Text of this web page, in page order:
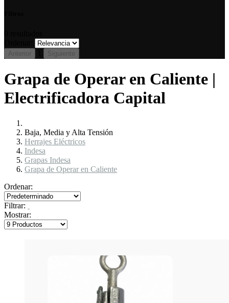
Anterior Siguiente
Grapa de Operar en Caliente |
Electrificadora Capital
Baja, Media y Alta Tensión
Herrajes Eléctricos
Indesa
Grapas Indesa
Grapa de Operar en Caliente
Ordenar:
Filtrar:
Mostrar: